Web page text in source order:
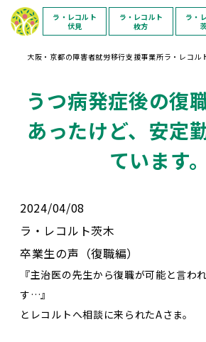
ラ・レコルト
伏見
ラ・レコルト
枚方
ラ・
大阪・京都の障害者就労移行支援事業所ラ・レコル
うつ病発症後の復
あったけど、安定
ています。
2024/04/08
ラ・レコルト茨木
卒業生の声（復職編）
『主治医の先生から復職が可能と言わ
す…』
とレコルトへ相談に来られたAさま。